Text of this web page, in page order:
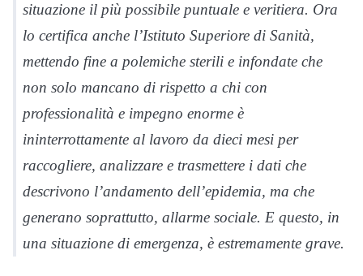
situazione il più possibile puntuale e veritiera. Ora
lo certifica anche l’Istituto Superiore di Sanità,
mettendo fine a polemiche sterili e infondate che
non solo mancano di rispetto a chi con
professionalità e impegno enorme è
ininterrottamente al lavoro da dieci mesi per
raccogliere, analizzare e trasmettere i dati che
descrivono l’andamento dell’epidemia, ma che
generano soprattutto, allarme sociale. E questo, in
una situazione di emergenza, è estremamente grave.